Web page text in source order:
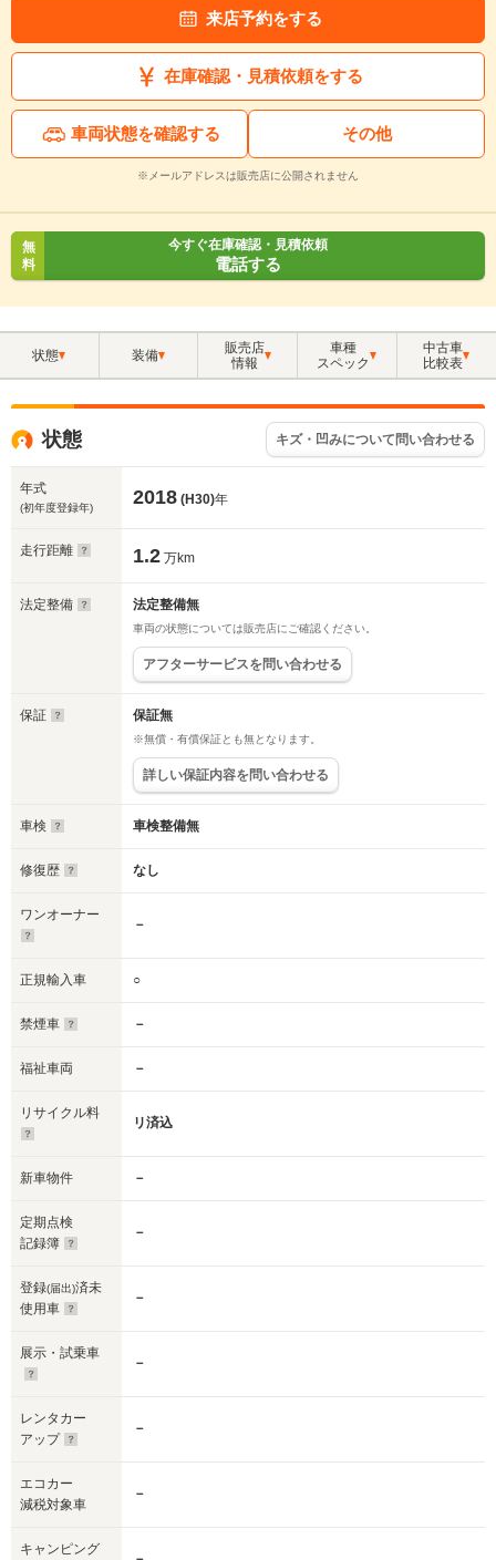
来店予約をする
在庫確認・見積依頼をする
車両状態を確認する その他
※メールアドレスは販売店に公開されません
無
料
今すぐ在庫確認・見積依頼
電話する
状態 装備
販売店
情報
車種
スペック
中古車
比較表
状態 キズ・凹みについて問い合わせる
年式
(初年度登録年) 2018 (H30)年
走行距離 1.2 万km
法定整備 法定整備無
車両の状態については販売店にご確認ください。
アフターサービスを問い合わせる
保証 保証無
※無償・有償保証とも無となります。
詳しい保証内容を問い合わせる
車検 車検整備無
修復歴 なし
ワンオーナー
－
正規輸入車 ○
禁煙車 －
福祉車両 －
リサイクル料
リ済込
新車物件 －
定期点検
記録簿
－
登録(届出)済未
使用車
－
展示・試乗車
－
レンタカー
アップ
－
エコカー
減税対象車
－
キャンピング